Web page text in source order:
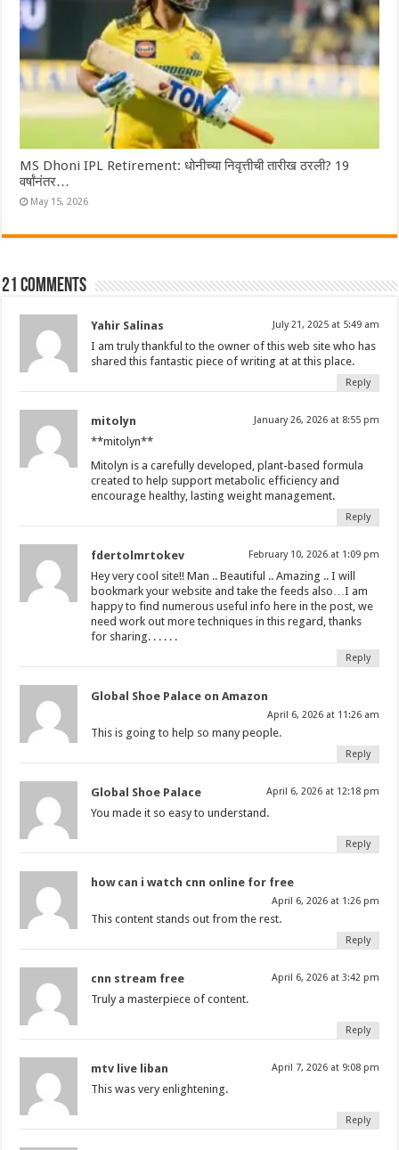
MS Dhoni IPL Retirement: धोनीच्या निवृत्तीची तारीख ठरली? 19
वर्षांनंतर…
May 15, 2026
21 comments
Yahir Salinas July 21, 2025 at 5:49 am
I am truly thankful to the owner of this web site who has
shared this fantastic piece of writing at at this place.
Reply
mitolyn January 26, 2026 at 8:55 pm
**mitolyn**
Mitolyn is a carefully developed, plant-based formula
created to help support metabolic efficiency and
encourage healthy, lasting weight management.
Reply
fdertolmrtokev February 10, 2026 at 1:09 pm
Hey very cool site!! Man .. Beautiful .. Amazing .. I will
bookmark your website and take the feeds also…I am
happy to find numerous useful info here in the post, we
need work out more techniques in this regard, thanks
for sharing. . . . . .
Reply
Global Shoe Palace on Amazon
April 6, 2026 at 11:26 am
This is going to help so many people.
Reply
Global Shoe Palace April 6, 2026 at 12:18 pm
You made it so easy to understand.
Reply
how can i watch cnn online for free
April 6, 2026 at 1:26 pm
This content stands out from the rest.
Reply
cnn stream free April 6, 2026 at 3:42 pm
Truly a masterpiece of content.
Reply
mtv live liban April 7, 2026 at 9:08 pm
This was very enlightening.
Reply